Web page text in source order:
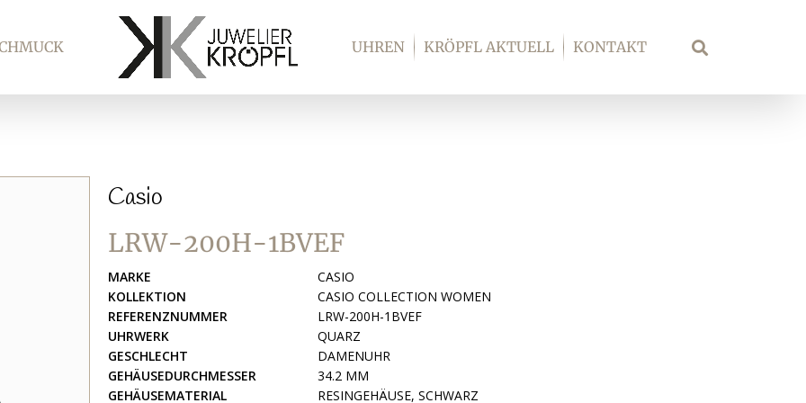
UHREN KRÖPFL AKTUELL KONTAKT Suche
Casio
LRW-200H-1BVEF
MARKE
CASIO
KOLLEKTION
CASIO COLLECTION WOMEN
REFERENZNUMMER
LRW-200H-1BVEF
UHRWERK
QUARZ
GESCHLECHT
DAMENUHR
GEHÄUSEDURCHMESSER
34.2 MM
GEHÄUSEMATERIAL
RESINGEHÄUSE, SCHWARZ